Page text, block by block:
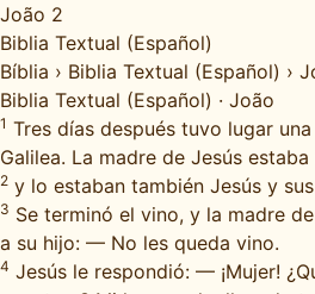
João 2
Biblia Textual (Español)
Bíblia › Biblia Textual (Español) ›
Biblia Textual (Español) · João
1 Tres días después tuvo lugar
Galilea. La madre de Jesús
2 y lo estaban también Jesús y
3 Se terminó el vino, y la madre
a su hijo: — No les queda vino.
4 Jesús le respondió: — ¡Mujer!